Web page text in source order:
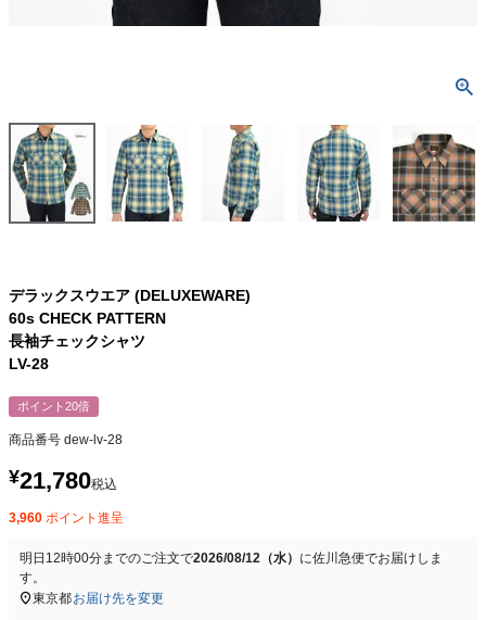
デラックスウエア (DELUXEWARE)
60s CHECK PATTERN
長袖チェックシャツ
LV-28
ポイント20倍
商品番号 dew-lv-28
¥21,780税込
3,960 ポイント進呈
明日 12時00分までのご注文で2026/08/12（水） に佐川急便でお届けしま
す。
東京都お届け先を変更